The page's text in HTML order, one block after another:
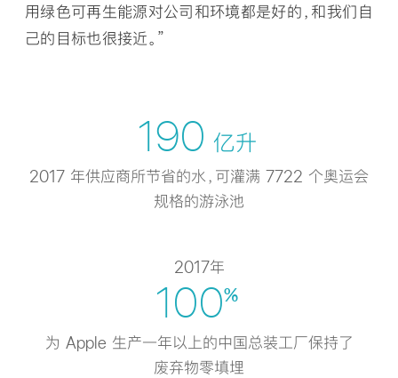
用绿色可再生能源对公司和环境都是好的，和我们自
己的目标也很接近。”
190 亿升
2017 年供应商所节省的水，可灌满 7722 个奥运会
规格的游泳池
2017年
100%
为 Apple 生产一年以上的中国总装工厂保持了
废弃物零填埋